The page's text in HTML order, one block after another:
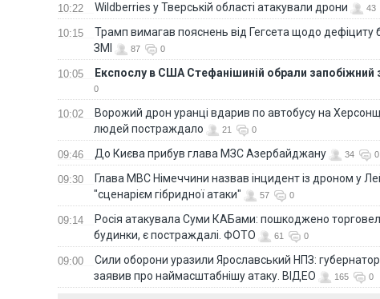
10:22 Wildberries у Тверській області атакували дрони 43
10:15
Трамп вимагав пояснень від Гегсета щодо дефіциту
ЗМІ
87 0
10:05 Експослу в США Стефанішиній обрали запобіжний
0
10:02
Ворожий дрон уранці вдарив по автобусу на
людей постраждало
21 0
09:46 До Києва прибув глава МЗС Азербайджану 34 0
09:30
Глава МВС Німеччини назвав інцидент із дроном у
"сценарієм гібридної атаки"
57 0
09:14
Росія атакувала Суми КАБами: пошкоджено
будинки, є постраждалі. ФОТО
61 0
09:00
Сили оборони уразили Ярославський НПЗ: губернатор
заявив про наймасштабнішу атаку. ВІДЕО
165 0